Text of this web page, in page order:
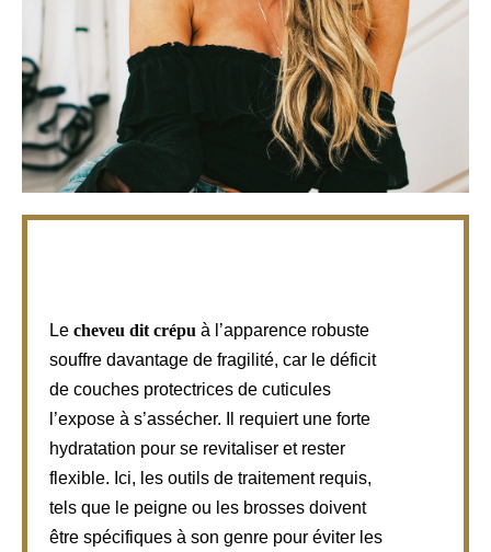
Le cheveu dit crépu à l’apparence robuste
souffre davantage de fragilité, car le déficit
de couches protectrices de cuticules
l’expose à s’assécher. Il requiert une forte
hydratation pour se revitaliser et rester
flexible. Ici, les outils de traitement requis,
tels que le peigne ou les brosses doivent
être spécifiques à son genre pour éviter les